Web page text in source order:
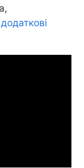
додаткові